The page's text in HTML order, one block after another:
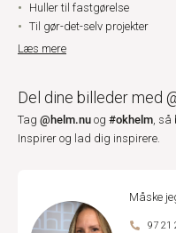
Huller til fastgørelse
Til gør-det-selv projekter
Læs mere
Del dine billeder med
Tag @helm.nu og #okhelm, så
Inspirer og lad dig inspirere.
Måske
97 21